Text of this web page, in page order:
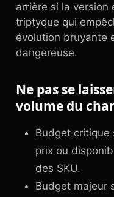
arrière si la version
triptyque qui
évolution bruyante
dangereuse.
Ne pas se
volume du
Budget critique
prix ou
des SKU.
Budget majeur